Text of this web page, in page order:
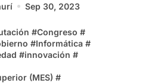
Sep 30, 2023
#Congreso #
#Informática #
#innovación #
(MES) #